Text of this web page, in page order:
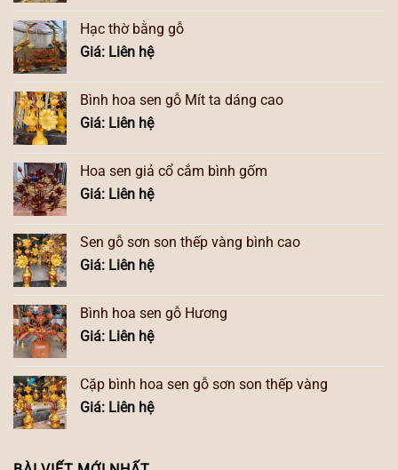
Hạc thờ bằng gỗ
Giá: Liên hệ
Bình hoa sen gỗ Mít ta dáng cao
Giá: Liên hệ
Hoa sen giả cổ cắm bình gốm
Giá: Liên hệ
Sen gỗ sơn son thếp vàng bình cao
Giá: Liên hệ
Bình hoa sen gỗ Hương
Giá: Liên hệ
Cặp bình hoa sen gỗ sơn son thếp vàng
Giá: Liên hệ